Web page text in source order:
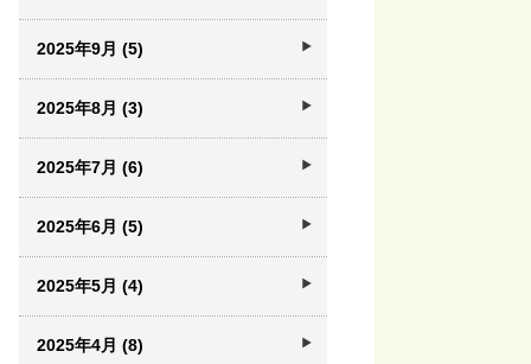
2025年9月 (5)
2025年8月 (3)
2025年7月 (6)
2025年6月 (5)
2025年5月 (4)
2025年4月 (8)